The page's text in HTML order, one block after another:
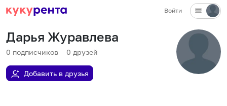
Войти
Дарья Журавлева
0 подписчиков 0 друзей
Добавить в друзья